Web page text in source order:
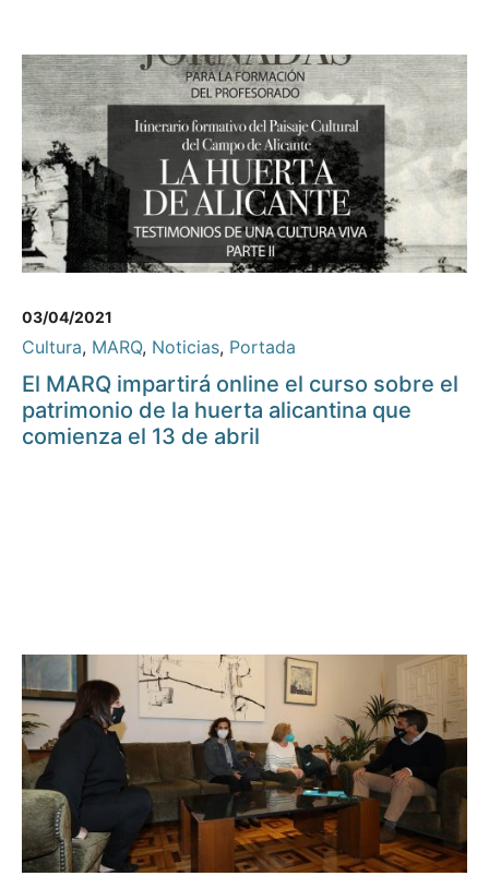
03/04/2021
Cultura, MARQ, Noticias, Portada
El MARQ impartirá online el curso sobre el
patrimonio de la huerta alicantina que
comienza el 13 de abril